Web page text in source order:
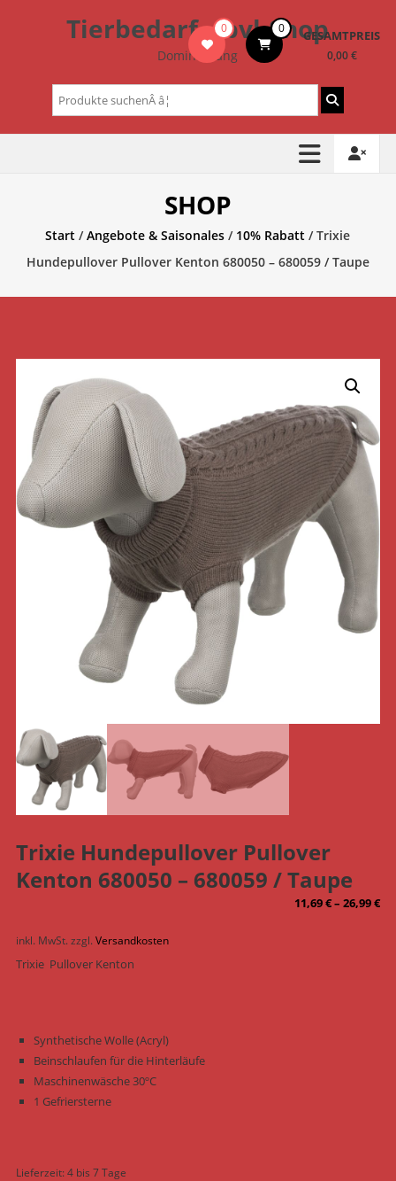
Tierbedarf – bvl-Shop
Dominik Lang
0 0 GESAMTPREIS
0,00 €
Suchen
nach:
SHOP
Start /Angebote & Saisonales / 10% Rabatt / Trixie
Hundepullover Pullover Kenton 680050 – 680059 / Taupe
Trixie Hundepullover Pullover
Kenton 680050 – 680059 / Taupe
11,69€–26,99€
inkl. MwSt.zzgl.Versandkosten
Trixie Pullover Kenton
Synthetische Wolle (Acryl)
Beinschlaufen für die Hinterläufe
Maschinenwäsche 30ºC
1 Gefriersterne
Lieferzeit:4 bis 7 Tage